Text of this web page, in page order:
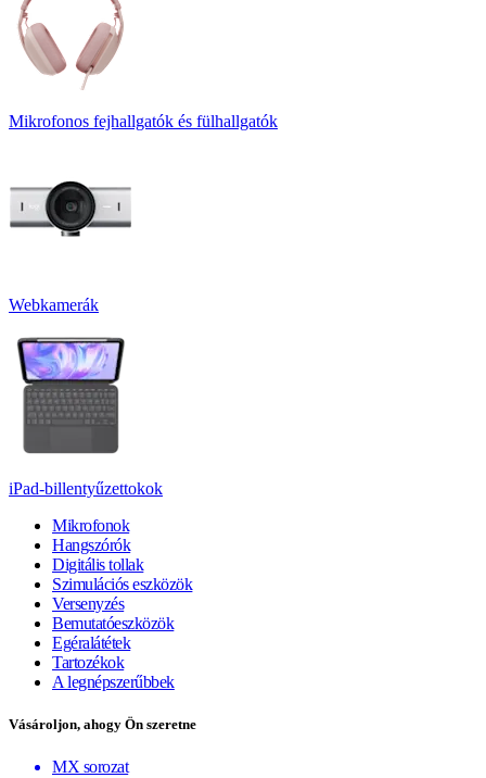
Mikrofonos fejhallgatók és fülhallgatók
Webkamerák
iPad-billentyűzettokok
Mikrofonok
Hangszórók
Digitális tollak
Szimulációs eszközök
Versenyzés
Bemutatóeszközök
Egéralátétek
Tartozékok
A legnépszerűbbek
Vásároljon, ahogy Ön szeretne
MX sorozat